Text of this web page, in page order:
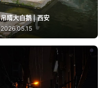
吊睛大白鹅 | 西安
2026.05.15